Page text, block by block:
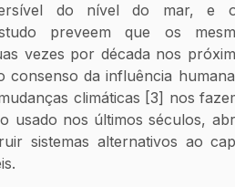
do nível do mar, e
preveem que os
vezes por década nos
consenso da influência
climáticas [3] nos
usado nos últimos séculos,
sistemas alternativos ao